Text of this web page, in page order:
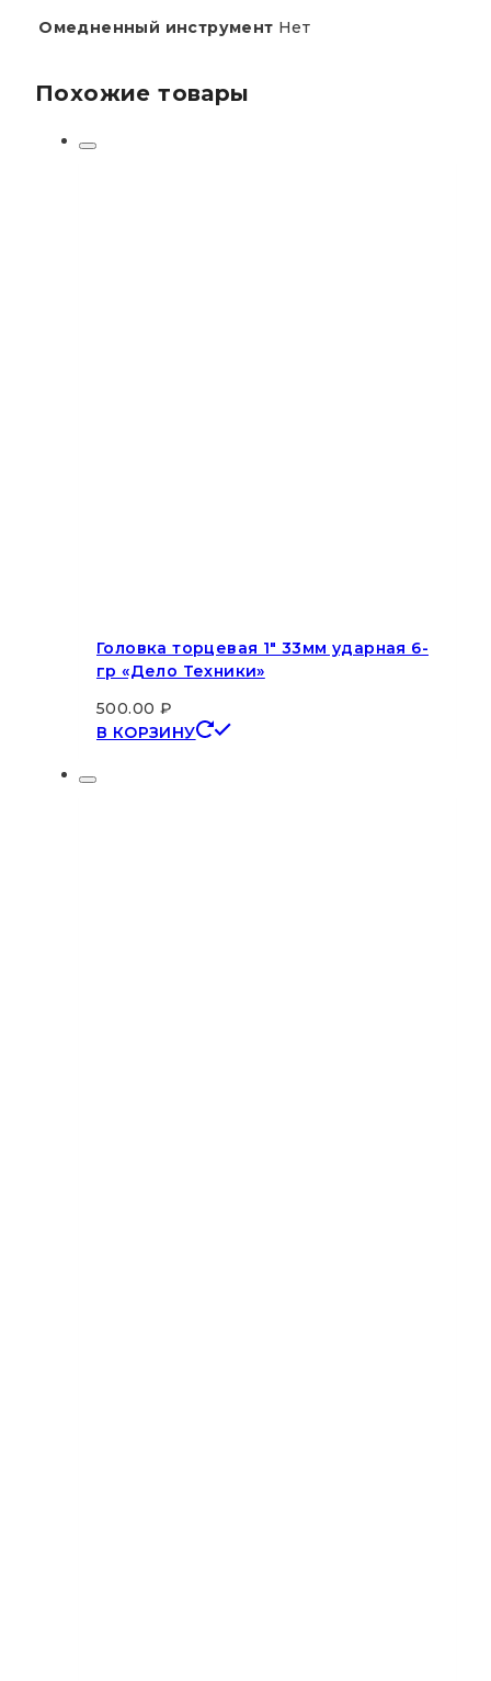
Омедненный инструмент Нет
Похожие товары
Головка торцевая 1″ 33мм ударная 6-
гр «Дело Техники»
500.00 ₽
В КОРЗИНУ